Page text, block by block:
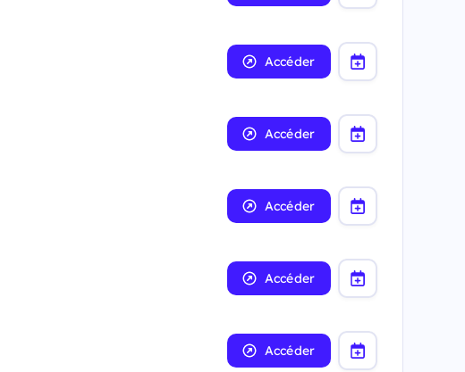
Accéder
Accéder
Accéder
Accéder
Accéder